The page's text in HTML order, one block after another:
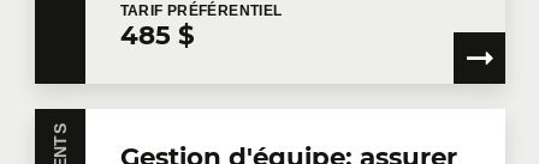
TARIF PRÉFÉRENTIEL
485 $
Gestion d'équipe: assurer